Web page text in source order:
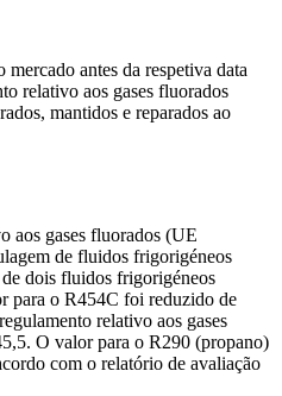
antes da respetiva data
relativo aos gases fluorados
mantidos e reparados ao
aos gases fluorados (UE
de fluidos frigorigéneos
dois fluidos frigorigéneos
para o R454C foi reduzido de
relativo aos gases
O valor para o R290 (propano)
com o relatório de avaliação